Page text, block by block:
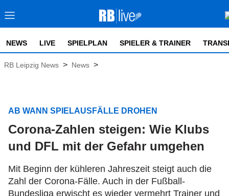
NEWS LIVE SPIELPLAN SPIELER & TRAINER
RB Leipzig News > News >
AB WANN SPIELAUSFÄLLE DROHEN
Corona-Zahlen steigen: Wie Klubs
und DFL mit der Gefahr umgehen
Mit Beginn der kühleren Jahreszeit steigt auch die
Zahl der Corona-Fälle. Auch in der Fußball-
Bundesliga erwischt es wieder vermehrt Trainer und